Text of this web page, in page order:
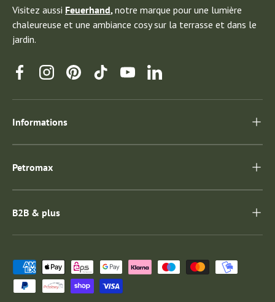
Visitez aussi Feuerhand,notre marque pour une lumière
chaleureuse et une ambiance cosy sur la terrasse et dans le
jardin.
FacebookInstagramPinterestTikTokYouTubeLinkedin
Informations
Petromax
B2B & plus
Moyens de paiement acceptés